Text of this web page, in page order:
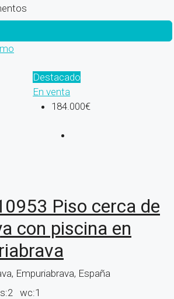
Destacado
En venta
184.000€
Piso cerca de
con piscina en
Empuriabrava, España
2 wc:1